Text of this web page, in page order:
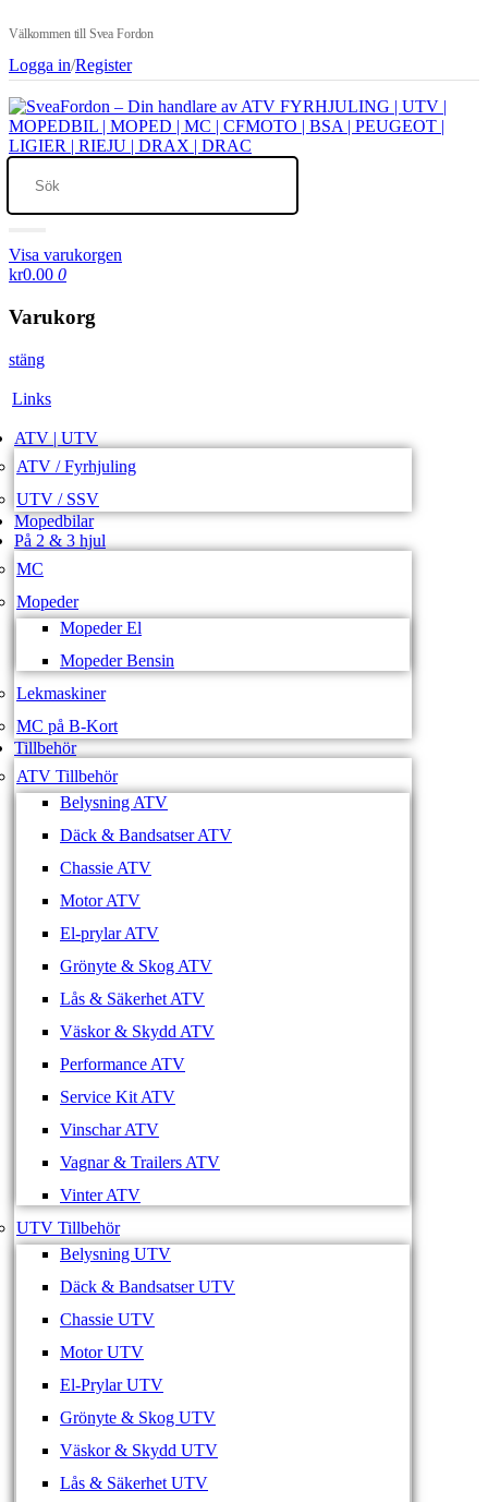
Välkommen till Svea Fordon
Logga in/Register
Visa varukorgen
kr0.00 0
Varukorg
stäng
Links
ATV | UTV
ATV / Fyrhjuling
UTV / SSV
Mopedbilar
På 2 & 3 hjul
MC
Mopeder
Mopeder El
Mopeder Bensin
Lekmaskiner
MC på B-Kort
Tillbehör
ATV Tillbehör
Belysning ATV
Däck & Bandsatser ATV
Chassie ATV
Motor ATV
El-prylar ATV
Grönyte & Skog ATV
Lås & Säkerhet ATV
Väskor & Skydd ATV
Performance ATV
Service Kit ATV
Vinschar ATV
Vagnar & Trailers ATV
Vinter ATV
UTV Tillbehör
Belysning UTV
Däck & Bandsatser UTV
Chassie UTV
Motor UTV
El-Prylar UTV
Grönyte & Skog UTV
Väskor & Skydd UTV
Lås & Säkerhet UTV